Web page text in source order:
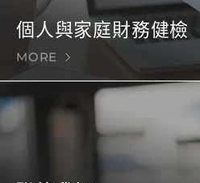
個人與家庭財務健檢
MORE